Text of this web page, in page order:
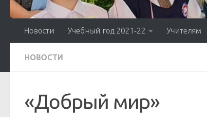
Новости Учебный год 2021-22 Учителям
НОВОСТИ
«Добрый мир»